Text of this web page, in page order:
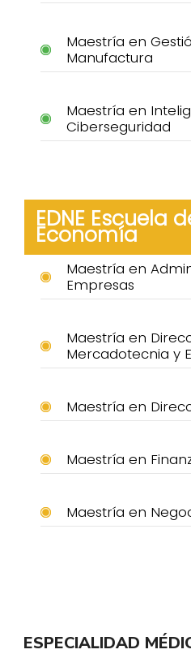
Maestría en
Manufactura
Maestría en
Ciberseguridad
EDNE Escuela
Economía
Maestría en
Empresas
Maestría en
Mercadotecnia y
Maestría en
Maestría en
Maestría en
ESPECIALIDAD